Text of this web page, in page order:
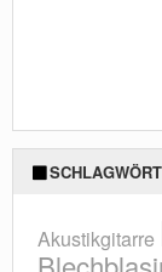
Akustikgitarre